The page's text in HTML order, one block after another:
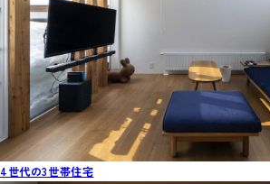
4世代の3世帯住宅